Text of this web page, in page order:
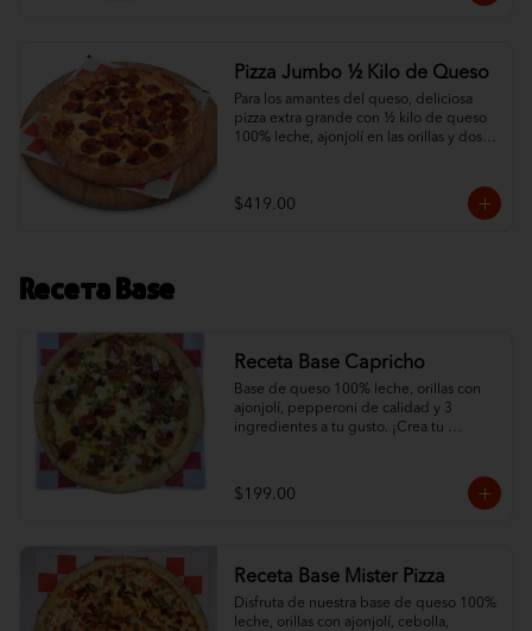
Pizza Jumbo ½ Kilo de Queso
Para los amantes del queso, deliciosa
pizza extra grande con ½ kilo de queso
100% leche, ajonjolí en las orillas y dos
$419.00
Receta Base
Receta Base Capricho
Base de queso 100% leche, orillas con
ajonjolí, pepperoni de calidad y 3
ingredientes a tu gusto. ¡Crea tu
$199.00
Receta Base Mister Pizza
Disfruta de nuestra base de queso 100%
leche, orillas con ajonjolí, cebolla,